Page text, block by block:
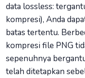
data lossless:
kompresi), Anda
batas tertentu.
kompresi file PNG
sepenuhnya
telah ditetapkan